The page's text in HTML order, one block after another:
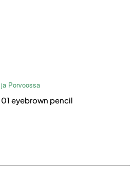
Porvoossa
eyebrown pencil